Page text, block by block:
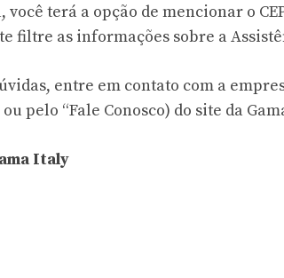
você terá a opção de mencionar o
filtre as informações sobre a
entre em contato com a
pelo “Fale Conosco) do site da
Italy